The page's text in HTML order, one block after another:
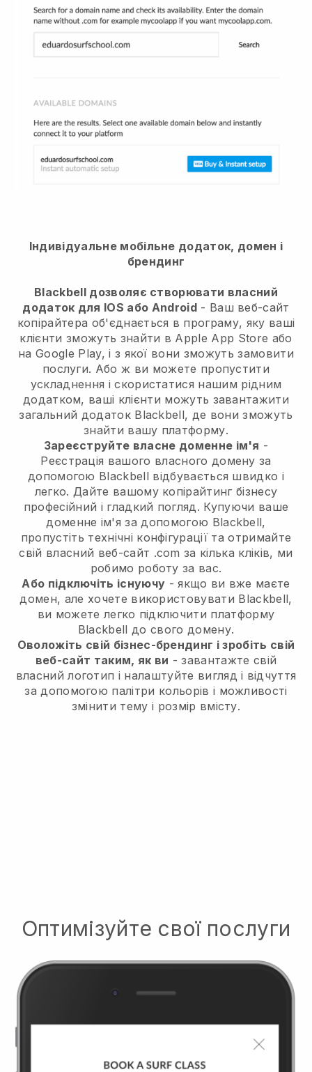
Індивідуальне мобільне додаток, домен і
брендинг
Blackbell дозволяє створювати власний
додаток для IOS або Android- Ваш веб-сайт
копірайтера об'єднається в програму, яку ваші
клієнти зможуть знайти в Apple App Store або
на Google Play, і з якої вони зможуть замовити
послуги. Або ж ви можете пропустити
ускладнення і скористатися нашим рідним
додатком, ваші клієнти можуть завантажити
загальний додаток Blackbell, де вони зможуть
знайти вашу платформу.
Зареєструйте власне доменне ім'я -
Реєстрація вашого власного домену за
допомогою Blackbell відбувається швидко і
легко. Дайте вашому копірайтинг бізнесу
професійний і гладкий погляд. Купуючи ваше
доменне ім'я за допомогою Blackbell,
пропустіть технічні конфігурації та отримайте
свій власний веб-сайт .com за кілька кліків, ми
робимо роботу за вас.
Або підключіть існуючу - якщо ви вже маєте
домен, але хочете використовувати Blackbell,
ви можете легко підключити платформу
Blackbell до свого домену.
Оволожіть свій бізнес-брендинг і зробіть свій
веб-сайт таким, як ви - завантажте свій
власний логотип і налаштуйте вигляд і відчуття
за допомогою палітри кольорів і можливості
змінити тему і розмір вмісту.
Оптимізуйте свої послуги